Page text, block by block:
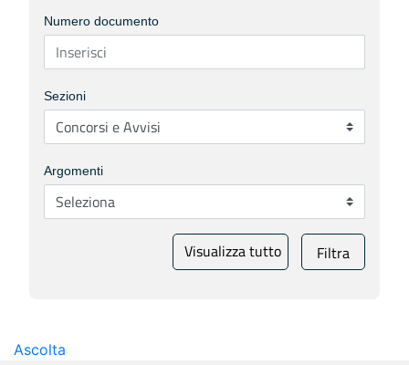
Numero documento
Sezioni
Argomenti
Visualizza tutto Filtra
Ascolta